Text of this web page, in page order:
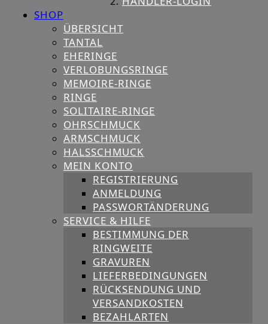
SHOP
ÜBERSICHT
TANTAL
EHERINGE
VERLOBUNGSRINGE
MEMOIRE-RINGE
RINGE
SOLITAIRE-RINGE
OHRSCHMUCK
ARMSCHMUCK
HALSSCHMUCK
MEIN KONTO
REGISTRIERUNG
ANMELDUNG
PASSWORTÄNDERUNG
SERVICE & HILFE
BESTIMMUNG DER
RINGWEITE
GRAVUREN
LIEFERBEDINGUNGEN
RÜCKSENDUNG UND
VERSANDKOSTEN
BEZAHLARTEN